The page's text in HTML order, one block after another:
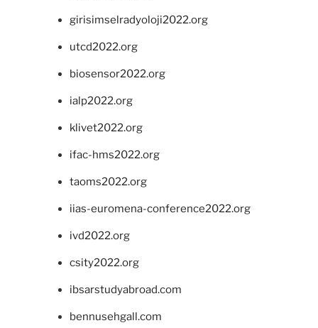
girisimselradyoloji2022.org
utcd2022.org
biosensor2022.org
ialp2022.org
klivet2022.org
ifac-hms2022.org
taoms2022.org
iias-euromena-conference2022.org
ivd2022.org
csity2022.org
ibsarstudyabroad.com
bennusehgall.com